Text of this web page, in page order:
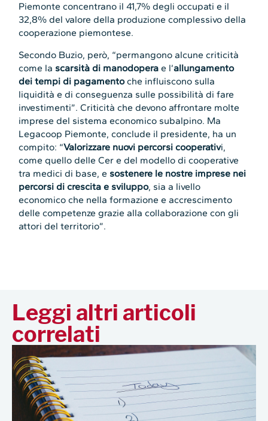
Piemonte concentrano il 41,7% degli occupati e il
32,8% del valore della produzione complessivo della
cooperazione piemontese.
Secondo Buzio, però, “permangono alcune criticità
come la scarsità di manodoperae l’allungamento
dei tempi di pagamentoche influiscono sulla
liquidità e di conseguenza sulle possibilità di fare
investimenti”. Criticità che devono affrontare molte
imprese del sistema economico subalpino. Ma
Legacoop Piemonte, conclude il presidente, ha un
compito: “Valorizzare nuovi percorsi cooperativi,
come quello delle Cer e del modello di cooperative
tra medici di base, e sostenere le nostre imprese nei
percorsi di crescita e sviluppo, sia a livello
economico che nella formazione e accrescimento
delle competenze grazie alla collaborazione con gli
attori del territorio”.
Leggi altri articoli
correlati